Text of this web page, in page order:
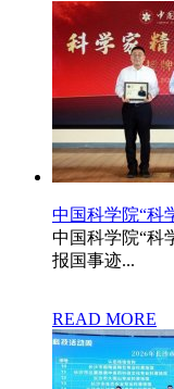
中国科学院“科
中国科学院“科
报国事迹...
READ MORE